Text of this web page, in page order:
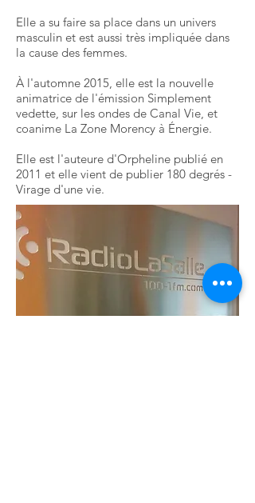
Elle a su faire sa place dans un univers
masculin et est aussi très impliquée dans
la cause des femmes.
À l'automne 2015, elle est la nouvelle
animatrice de l'émission Simplement
vedette, sur les ondes de Canal Vie, et
coanime La Zone Morency à Énergie.
Elle est l'auteure d'Orpheline publié en
2011 et elle vient de publier 180 degrés -
Virage d'une vie.